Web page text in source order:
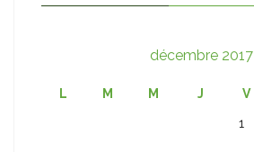
décembre 2017
L M M J V
1